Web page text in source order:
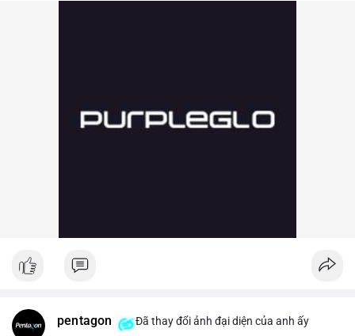
pentagon Đã thay đổi ảnh đại diện của anh ấy